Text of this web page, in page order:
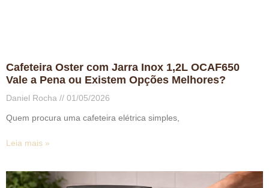
Cafeteira Oster com Jarra Inox 1,2L OCAF650
Vale a Pena ou Existem Opções Melhores?
Daniel Rocha 01/05/2026
Quem procura uma cafeteira elétrica simples,
Leia mais »